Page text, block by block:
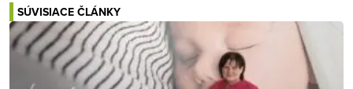
SÚVISIACE ČLÁNKY